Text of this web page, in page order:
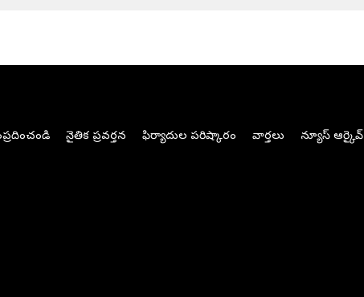
నైతిక ప్రవర్తన ఫిర్యాదుల పరిష్కారం వార్తలు న్యూస్ ఆర్కైవ్